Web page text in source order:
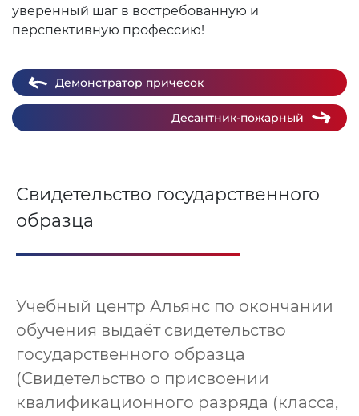
уверенный шаг в востребованную и
перспективную профессию!
Демонстратор причесок
Десантник-пожарный
Свидетельство государственного
образца
Учебный центр Альянс по окончании
обучения выдаёт свидетельство
государственного образца
(Свидетельство о присвоении
квалификационного разряда (класса,